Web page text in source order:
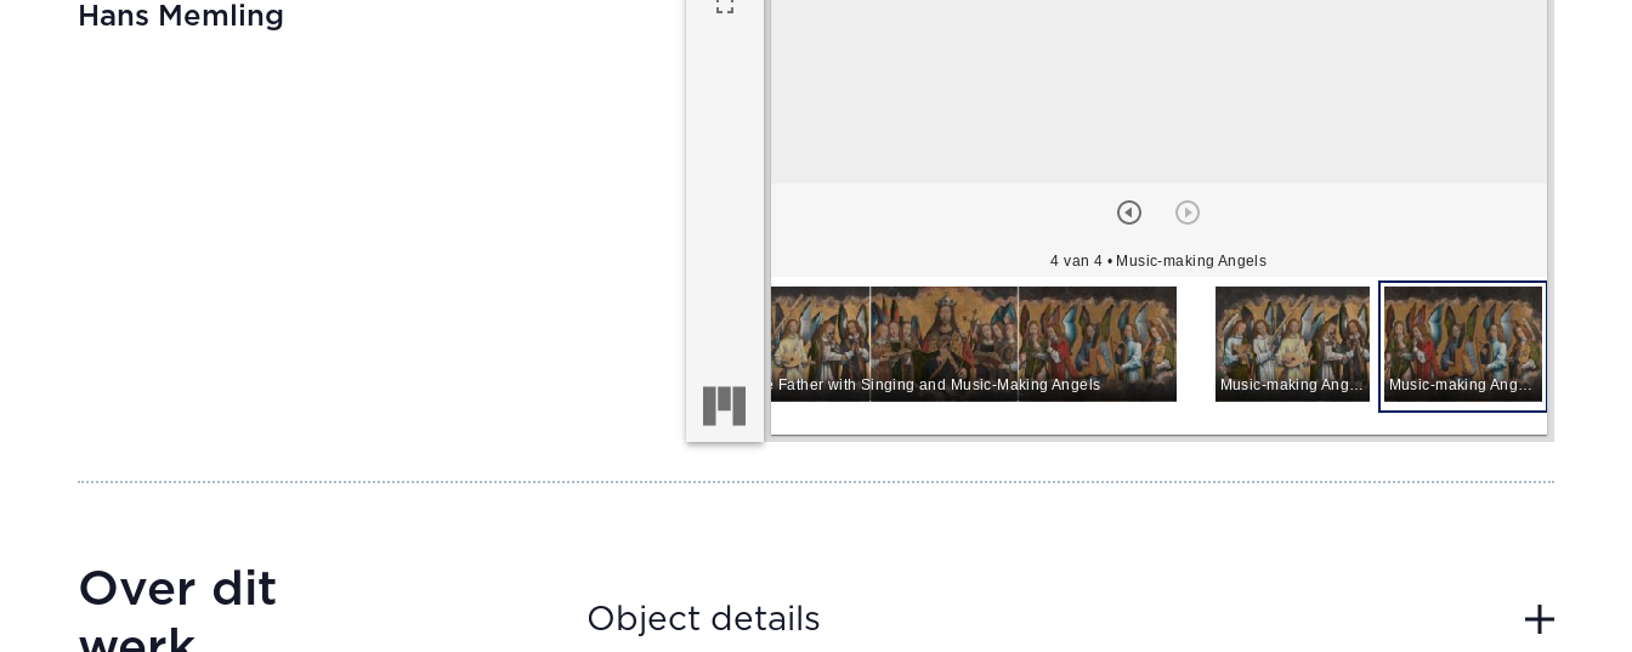
Hans Memling
4 van 4 • Music-making Angels
God the Father with Singing and Music-Making Angels Music-making Angels Music-making Angels
Over dit
Object details